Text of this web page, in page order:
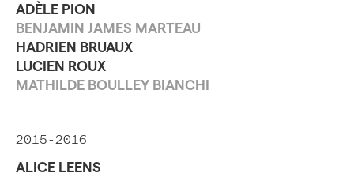
ADÈLE PION
BENJAMIN JAMES MARTEAU
HADRIEN BRUAUX
LUCIEN ROUX
MATHILDE BOULLEY BIANCHI
2015-2016
ALICE LEENS